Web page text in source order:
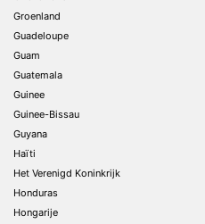
Groenland
Guadeloupe
Guam
Guatemala
Guinee
Guinee-Bissau
Guyana
Haïti
Het Verenigd Koninkrijk
Honduras
Hongarije